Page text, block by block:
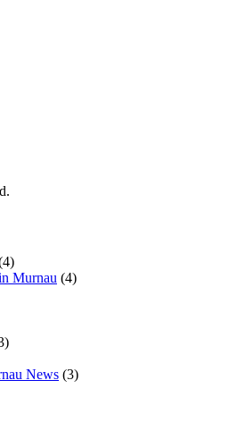
Murnau (4)
News (3)